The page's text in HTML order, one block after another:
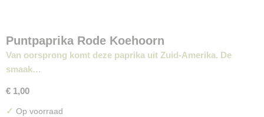
Puntpaprika Rode Koehoorn
Van oorsprong komt deze paprika uit Zuid-Amerika. De
smaak…
€ 1,00
✓ Op voorraad